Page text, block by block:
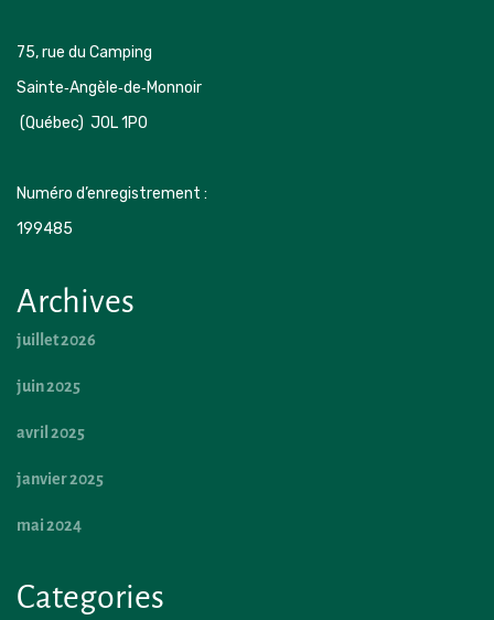
75, rue du Camping
Sainte‑Angèle‑de‑Monnoir
(Québec)  J0L 1P0
Numéro d’enregistrement :
199485
Archives
juillet 2026
juin 2025
avril 2025
janvier 2025
mai 2024
Categories